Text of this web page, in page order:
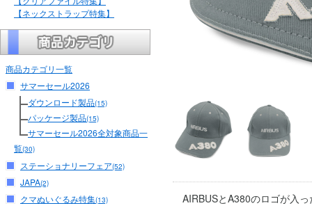
【ネックストラップ特集】
商品カテゴリ一覧
サマーセール2026
ダウンロード製品(15)
パッケージ製品(15)
サマーセール2026全対象商品一
覧(30)
ステーショナリーフェア(52)
JAPA(2)
クマぬいぐるみ特集(13)
AIRBUSとA380のロゴが入